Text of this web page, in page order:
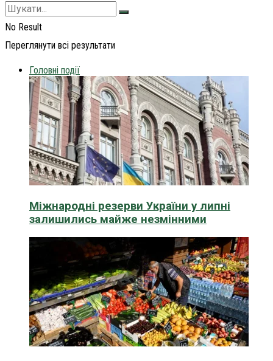
No Result
Переглянути всі результати
Головні події
Міжнародні резерви України у липні
залишились майже незмінними